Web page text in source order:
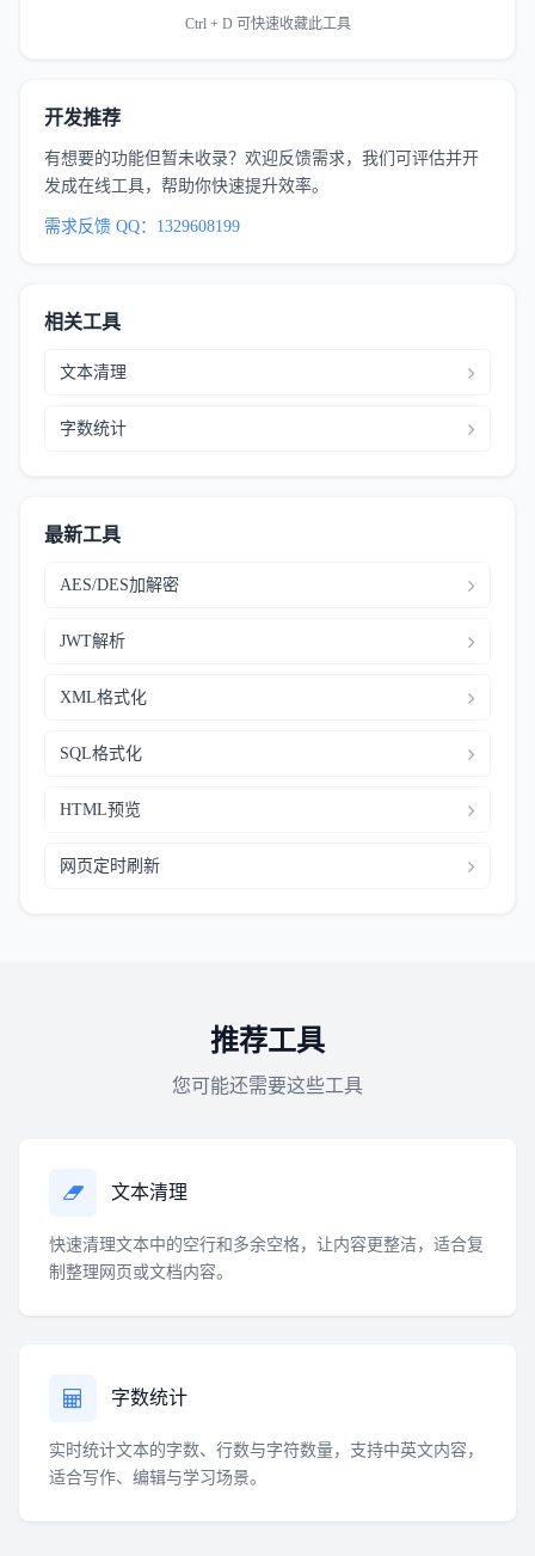
Ctrl + D 可快速收藏此工具
开发推荐
有想要的功能但暂未收录？欢迎反馈需求，我们可评估并开
发成在线工具，帮助你快速提升效率。
需求反馈 QQ：1329608199
相关工具
文本清理
字数统计
最新工具
AES/DES加解密
JWT解析
XML格式化
SQL格式化
HTML预览
网页定时刷新
推荐工具
您可能还需要这些工具
文本清理
快速清理文本中的空行和多余空格，让内容更整洁，适合复
制整理网页或文档内容。
字数统计
实时统计文本的字数、行数与字符数量，支持中英文内容，
适合写作、编辑与学习场景。